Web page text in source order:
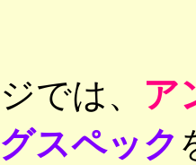
では、 ア
スペック